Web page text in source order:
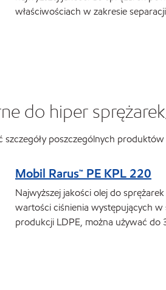
właściwościach w zakresie
do hiper
szczegóły poszczególnych
Mobil Rarus™ PE KPL 220
Najwyższej jakości olej do
wartości ciśnienia występujących
produkcji LDPE, można używać do